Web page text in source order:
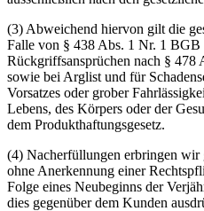
(3) Abweichend hiervon gilt die
Falle von § 438 Abs. 1 Nr. 1
Rückgriffsansprüchen nach §
sowie bei Arglist und für
Vorsatzes oder grober
Lebens, des Körpers oder der
dem Produkthaftungsgesetz.
(4) Nacherfüllungen erbringen wir
ohne Anerkennung einer
Folge eines Neubeginns der
dies gegenüber dem Kunden